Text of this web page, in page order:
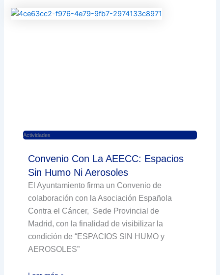
Actividades
Convenio Con La AEECC: Espacios
Sin Humo Ni Aerosoles
El Ayuntamiento firma un Convenio de
colaboración con la Asociación Española
Contra el Cáncer, Sede Provincial de
Madrid, con la finalidad de visibilizar la
condición de “ESPACIOS SIN HUMO y
AEROSOLES”